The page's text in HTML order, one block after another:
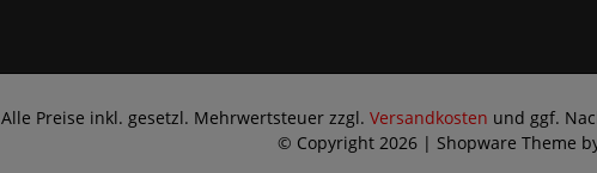
Alle Preise inkl. gesetzl. Mehrwertsteuer zzgl. Versandkosten und ggf.
© Copyright 2026 | Shopware Theme